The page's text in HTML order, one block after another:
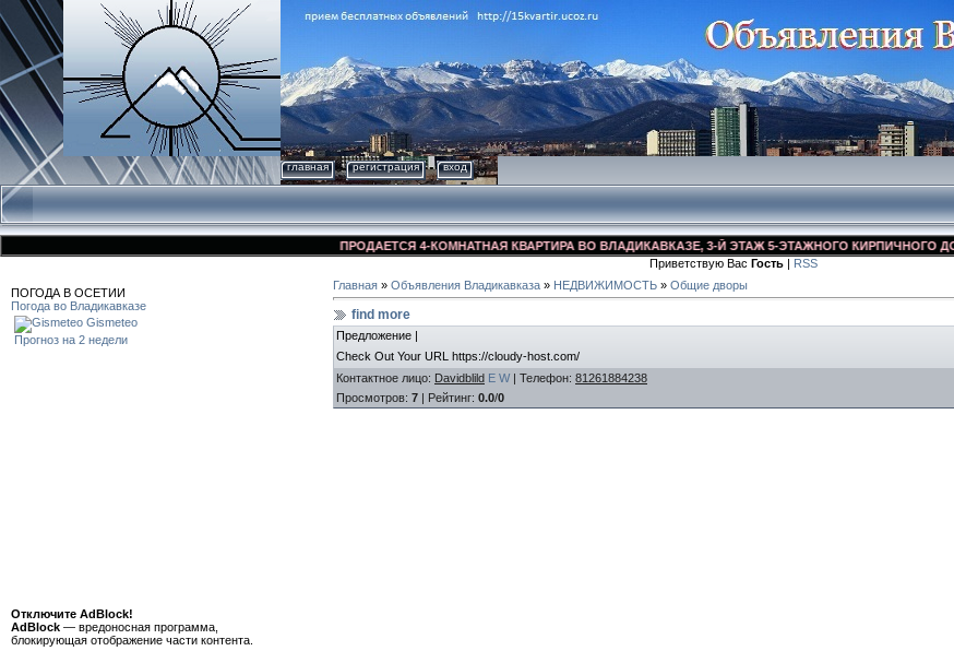
главная регистрация вход
ПРОДАЕТСЯ 4-КОМНАТНАЯ КВАРТИРА ВО ВЛАДИКАВКАЗЕ, 3-Й ЭТАЖ 5-ЭТАЖНОГО КИРПИЧНОГО
Приветствую Вас Гость | RSS
ПОГОДА В ОСЕТИИ
Погода во Владикавказе
Gismeteo
Прогноз на 2 недели
Отключите AdBlock!
AdBlock — вредоносная программа,
блокирующая отображение части контента.
Главная » Объявления Владикавказа » НЕДВИЖИМОСТЬ » Общие дворы
find more
Предложение |
Check Out Your URL https://cloudy-host.com/
Контактное лицо: Davidblild E W | Телефон: 81261884238
Просмотров: 7 | Рейтинг: 0.0/0